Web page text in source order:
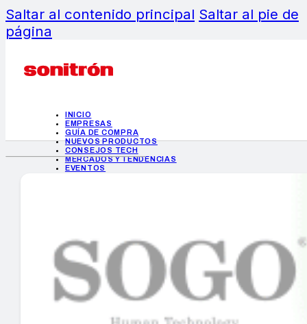
Saltar al contenido principal Saltar al pie de
página
INICIO
EMPRESAS
GUÍA DE COMPRA
NUEVOS PRODUCTOS
CONSEJOS TECH
MERCADOS Y TENDENCIAS
EVENTOS
INICIO
EMPRESAS
GUÍA DE COMPRA